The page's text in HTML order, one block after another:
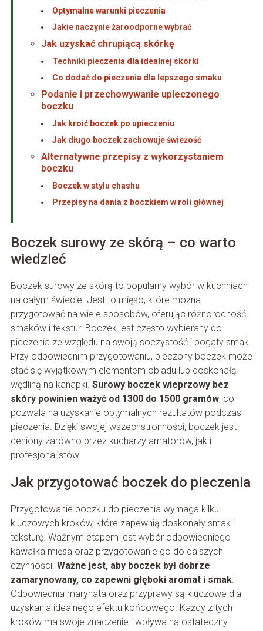
Optymalne warunki pieczenia
Jakie naczynie żaroodporne wybrać
Jak uzyskać chrupiącą skórkę
Techniki pieczenia dla idealnej skórki
Co dodać do pieczenia dla lepszego smaku
Podanie i przechowywanie upieczonego
boczku
Jak kroić boczek po upieczeniu
Jak długo boczek zachowuje świeżość
Alternatywne przepisy z wykorzystaniem
boczku
Boczek w stylu chashu
Przepisy na dania z boczkiem w roli głównej
Boczek surowy ze skórą – co warto
wiedzieć
Boczek surowy ze skórą to popularny wybór w kuchniach
na całym świecie. Jest to mięso, które można
przygotować na wiele sposobów, oferując różnorodność
smaków i tekstur. Boczek jest często wybierany do
pieczenia ze względu na swoją soczystość i bogaty smak.
Przy odpowiednim przygotowaniu, pieczony boczek może
stać się wyjątkowym elementem obiadu lub doskonałą
wędliną na kanapki. Surowy boczek wieprzowy bez
skóry powinien ważyć od 1300 do 1500 gramów, co
pozwala na uzyskanie optymalnych rezultatów podczas
pieczenia. Dzięki swojej wszechstronności, boczek jest
ceniony zarówno przez kucharzy amatorów, jak i
profesjonalistów.
Jak przygotować boczek do pieczenia
Przygotowanie boczku do pieczenia wymaga kilku
kluczowych kroków, które zapewnią doskonały smak i
teksturę. Ważnym etapem jest wybór odpowiedniego
kawałka mięsa oraz przygotowanie go do dalszych
czynności. Ważne jest, aby boczek był dobrze
zamarynowany, co zapewni głęboki aromat i smak.
Odpowiednia marynata oraz przyprawy są kluczowe dla
uzyskania idealnego efektu końcowego. Każdy z tych
kroków ma swoje znaczenie i wpływa na ostateczny